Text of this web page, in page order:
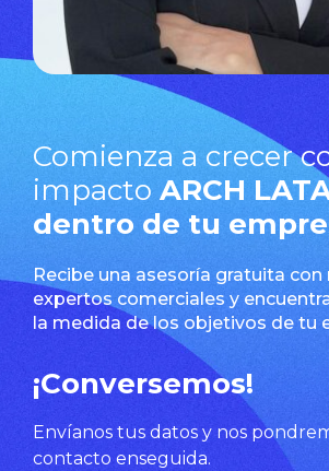
Comienza a crecer
impacto ARCH
dentro de tu
Recibe una asesoría gratuita con
expertos comerciales y
la medida de los objetivos de tu
¡Conversemos!
Envíanos tus datos y nos
contacto enseguida.